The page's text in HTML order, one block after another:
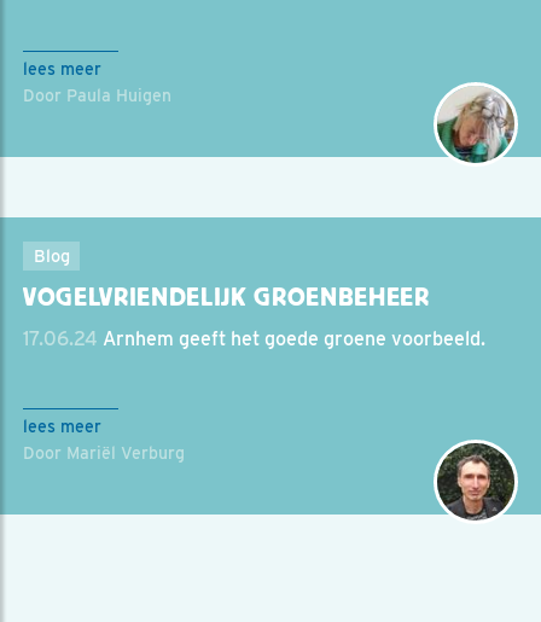
lees meer
Door Paula Huigen
Blog
VOGELVRIENDELIJK GROENBEHEER
17.06.24 Arnhem geeft het goede groene voorbeeld.
lees meer
Door Mariël Verburg